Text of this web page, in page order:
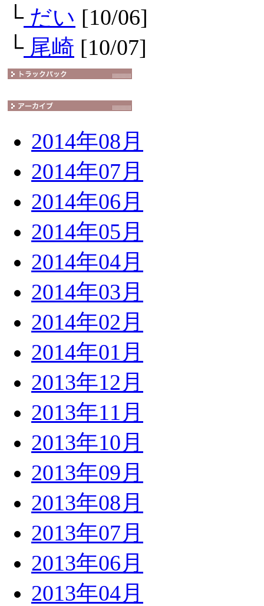
└だい [10/06]
└尾崎 [10/07]
2014年08月
2014年07月
2014年06月
2014年05月
2014年04月
2014年03月
2014年02月
2014年01月
2013年12月
2013年11月
2013年10月
2013年09月
2013年08月
2013年07月
2013年06月
2013年04月